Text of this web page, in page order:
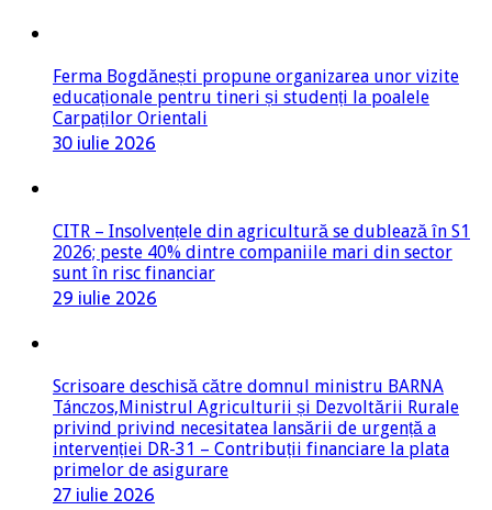
Ferma Bogdănești propune organizarea unor vizite
educaționale pentru tineri și studenți la poalele
Carpaților Orientali
30 iulie 2026
CITR – Insolvențele din agricultură se dublează în S1
2026; peste 40% dintre companiile mari din sector
sunt în risc financiar
29 iulie 2026
Scrisoare deschisă către domnul ministru BARNA
Tánczos,Ministrul Agriculturii și Dezvoltării Rurale
privind privind necesitatea lansării de urgență a
intervenției DR-31 – Contribuții financiare la plata
primelor de asigurare
27 iulie 2026